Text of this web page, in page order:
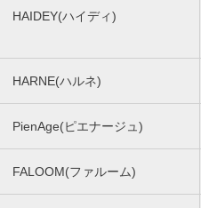
HAIDEY(ハイディ)
HARNE(ハルネ)
PienAge(ピエナージュ)
FALOOM(ファルーム)